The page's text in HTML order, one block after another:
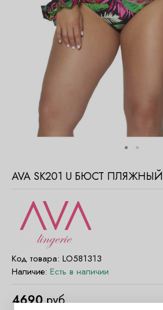
AVA SK201 U БЮСТ ПЛЯЖНЫЙ
Код товара: LO581313
Наличие: Есть в наличии
4690руб.